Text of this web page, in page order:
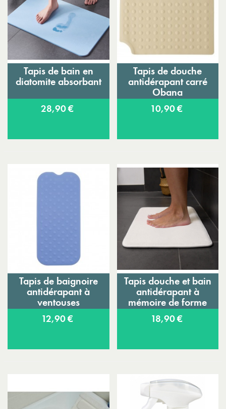
Tapis de bain en
diatomite absorbant
28,90 €
Tapis de douche
antidérapant carré
Obana
10,90 €
Tapis de baignoire
antidérapant à
ventouses
12,90 €
Tapis douche et bain
antidérapant à
mémoire de forme
Secure Soft
18,90 €